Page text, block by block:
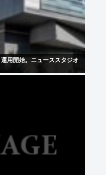
用開始。ニューススタジオ